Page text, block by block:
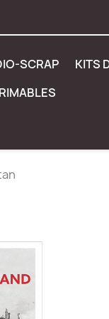
SCRAP KITS